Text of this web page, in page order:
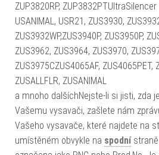
ZUP3820RP, ZUP3832PTUltraSilencer
USANIMAL, USR21, ZUS3930,
ZUS3932WP,ZUS3940P, ZUS3950P,
ZUS3962, ZUS3964, ZUS3970,
ZUS3975CZUS4065AF, ZUS4065PET,
ZUSALLFLR, ZUSANIMAL
a mnoho dalšíchNejste-li si jisti, zda
Vašemu vysavači, zašlete nám
Vašeho vysavače, které najdete na
umístěném obvykle na spodnístraně